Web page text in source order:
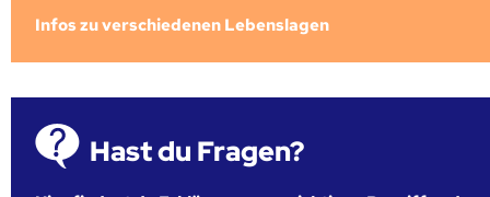
Infos zu verschiedenen Lebenslagen
Hast du Fragen?